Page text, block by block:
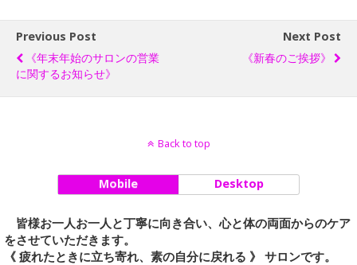
Previous Post
《年末年始のサロンの営業
に関するお知らせ》
Next Post
《新春のご挨拶》
Back to top
Mobile Desktop
皆様お一人お一人と丁寧に向き合い、心と体の両面からのケア
をさせていただきます。
《 疲れたときに立ち寄れ、素の自分に戻れる 》 サロンです。